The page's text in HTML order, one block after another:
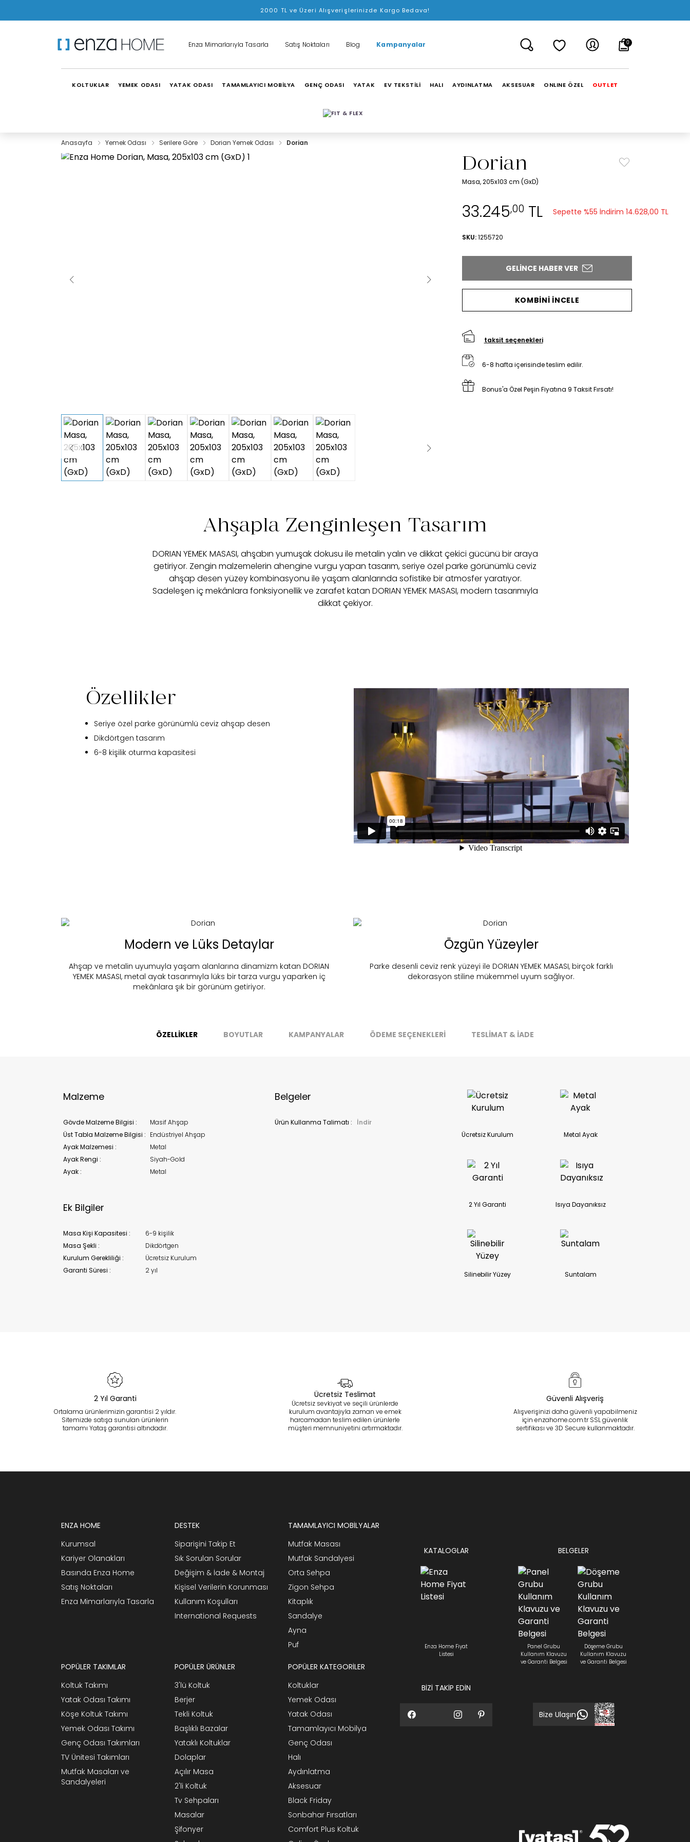
2000 TL ve Üzeri Alışverişlerinizde Kargo Bedava!
Enza Mimarlarıyla Tasarla Satış Noktaları Blog Kampanyalar 0
KOLTUKLAR YEMEK ODASI YATAK ODASI TAMAMLAYICI MOBİLYA GENÇ ODASI YATAK EV TEKSTİLİ HALI AYDINLATMA AKSESUAR ONLINE ÖZEL OUTLET
Anasayfa Yemek Odası Serilere Göre Dorian Yemek Odası Dorian
Dorian
Masa, 205x103 cm (GxD)
33.245,00TL Sepette %55 İndirim 14.628,00 TL
SKU: 1255720
GELINCE HABER VER
KOMBİNİ İNCELE
taksit seçenekleri
6-8 hafta içerisinde teslim edilir.
Bonus'a Özel Peşin Fiyatına 9 Taksit Fırsatı!
Find in Store
Select an option. SUBMIT
Ahşapla Zenginleşen Tasarım
DORIAN YEMEK MASASI, ahşabın yumuşak dokusu ile metalin yalın ve dikkat çekici gücünü bir araya
getiriyor. Zengin malzemelerin ahengine vurgu yapan tasarım, seriye özel parke görünümlü ceviz
ahşap desen yüzey kombinasyonu ile yaşam alanlarında sofistike bir atmosfer yaratıyor.
Sadeleşen iç mekânlara fonksiyonellik ve zarafet katan DORIAN YEMEK MASASI, modern tasarımıyla
dikkat çekiyor.
Özellikler
Seriye özel parke görünümlü ceviz ahşap desen
Dikdörtgen tasarım
6-8 kişilik oturma kapasitesi
Modern ve Lüks Detaylar
Ahşap ve metalin uyumuyla yaşam alanlarına dinamizm katan DORIAN
YEMEK MASASI, metal ayak tasarımıyla lüks bir tarza vurgu yaparken iç
mekânlara şık bir görünüm getiriyor.
Özgün Yüzeyler
Parke desenli ceviz renk yüzeyi ile DORIAN YEMEK MASASI, birçok farklı
dekorasyon stiline mükemmel uyum sağlıyor.
ÖZELLİKLER BOYUTLAR KAMPANYALAR ÖDEME SEÇENEKLERİ TESLİMAT & İADE
Malzeme
Gövde Malzeme Bilgisi :
Masif Ahşap
Üst Tabla Malzeme Bilgisi : Endüstriyel Ahşap
Ayak Malzemesi :
Metal
Ayak Rengi :
Siyah-Gold
Ayak :
Metal
Ek Bilgiler
Masa Kişi Kapasitesi :
6-9 kişilik
Masa Şekli :
Dikdörtgen
Kurulum Gerekliliği :
Ücretsiz Kurulum
Garanti Süresi :
2 yıl
Belgeler
Ürün Kullanma Talimatı :
İndir
Ücretsiz Kurulum
Metal Ayak
2 Yıl Garanti Isıya Dayanıksız
Silinebilir Yüzey Suntalam
2 Yıl Garanti
Ortalama ürünlerimizin garantisi 2 yıldır.
Sitemizde satışa sunulan ürünlerin
tamamı Yataş garantisi altındadır.
Ücretsiz Teslimat
Ücretsiz sevkiyat ve seçili ürünlerde
kurulum avantajıyla zaman ve emek
harcamadan teslim edilen ürünlerle
müşteri memnuniyetini artırmaktadır.
Güvenli Alışveriş
Alışverişinizi daha güvenli yapabilmeniz
için enzahome.com.tr SSL güvenlik
sertifikası ve 3D Secure kullanmaktadır.
Stok Uyarı
ENZA HOME
Kurumsal
Kariyer Olanakları
Basında Enza Home
Satış Noktaları
Enza Mimarlarıyla Tasarla
DESTEK
Siparişini Takip Et
Sık Sorulan Sorular
Değişim & İade & Montaj
Kişisel Verilerin Korunması
Kullanım Koşulları
International Requests
TAMAMLAYICI MOBİLYALAR
Mutfak Masası
Mutfak Sandalyesi
Orta Sehpa
Zigon Sehpa
Kitaplık
Sandalye
Ayna
Puf
POPÜLER TAKIMLAR
Koltuk Takımı
Yatak Odası Takımı
Köşe Koltuk Takımı
Yemek Odası Takımı
Genç Odası Takımları
TV Ünitesi Takımları
Mutfak Masaları ve
Sandalyeleri
POPÜLER ÜRÜNLER
3'lü Koltuk
Berjer
Tekli Koltuk
Başlıklı Bazalar
Yataklı Koltuklar
Dolaplar
Açılır Masa
2'li Koltuk
Tv Sehpaları
Masalar
Şifonyer
POPÜLER KATEGORİLER
Koltuklar
Yemek Odası
Yatak Odası
Tamamlayıcı Mobilya
Genç Odası
Halı
Aydınlatma
Aksesuar
Black Friday
Sonbahar Fırsatları
Comfort Plus Koltuk
KATALOGLAR
Enza Home Fiyat
Listesi
BİZİ TAKİP EDİN
BELGELER
Panel Grubu
Kullanım Klavuzu
ve Garanti Belgesi
Döşeme Grubu
Kullanım Klavuzu
ve Garanti Belgesi
Bize Ulaşın